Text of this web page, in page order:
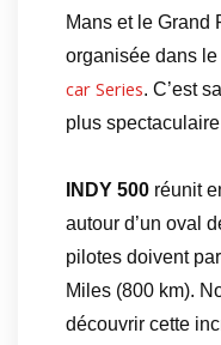
Mans et le Grand
organisée dans le
car Series. C’est
plus
INDY 500 réunit
autour d’un oval
pilotes doivent
Miles (800 km).
découvrir cette